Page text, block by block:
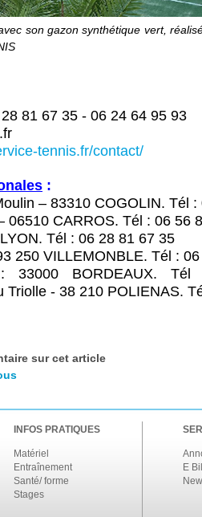
son gazon synthétique vert,
81 67 35 - 06 24 64 95 93
tennis.fr/contact/
:
– 83310 COGOLIN. Tél
06510 CARROS. Tél : 06 56
Tél : 06 28 81 67 35
250 VILLEMONBLE. Tél :
33000 BORDEAUX.
Triolle - 38 210 POLIENAS.
sur cet article
INFOS PRATIQUES
Matériel
Entraînement
Santé/ forme
Stages
E